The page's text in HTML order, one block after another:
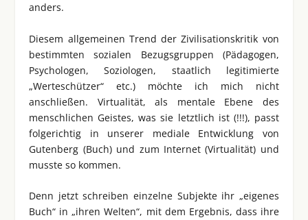
anders.
Diesem allgemeinen Trend der Zivilisationskritik von
bestimmten sozialen Bezugsgruppen (Pädagogen,
Psychologen, Soziologen, staatlich legitimierte
„Werteschützer“ etc.) möchte ich mich nicht
anschließen. Virtualität, als mentale Ebene des
menschlichen Geistes, was sie letztlich ist (!!!), passt
folgerichtig in unserer mediale Entwicklung von
Gutenberg (Buch) und zum Internet (Virtualität) und
musste so kommen.
Denn jetzt schreiben einzelne Subjekte ihr „eigenes
Buch“ in „ihren Welten“, mit dem Ergebnis, dass ihre